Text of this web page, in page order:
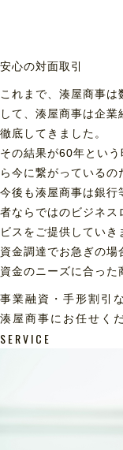
安心の対面取引
これまで、湊屋商事
して、湊屋商事は企
徹底してきました。
その結果が60年とい
ら今に繋がっているの
今後も湊屋商事は銀行
者ならではのビジネス
ビスをご提供していき
資金調達でお急ぎの
資金のニーズに合った
事業融資・手形割引
湊屋商事にお任せく
SERVICE